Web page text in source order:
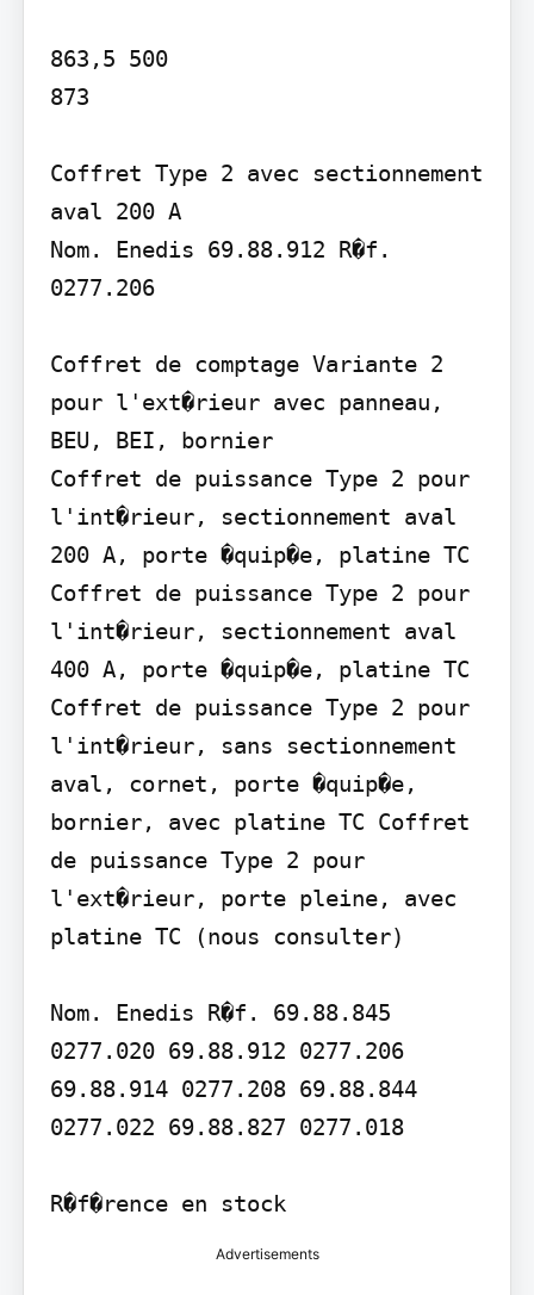
863,5 500
873
Coffret Type 2 avec sectionnement
aval 200 A
Nom. Enedis 69.88.912 R�f.
0277.206
Coffret de comptage Variante 2
pour l'ext�rieur avec panneau,
BEU, BEI, bornier
Coffret de puissance Type 2 pour
l'int�rieur, sectionnement aval
200 A, porte �quip�e, platine TC
Coffret de puissance Type 2 pour
l'int�rieur, sectionnement aval
400 A, porte �quip�e, platine TC
Coffret de puissance Type 2 pour
l'int�rieur, sans sectionnement
aval, cornet, porte �quip�e,
bornier, avec platine TC Coffret
de puissance Type 2 pour
l'ext�rieur, porte pleine, avec
platine TC (nous consulter)
Nom. Enedis R�f. 69.88.845
0277.020 69.88.912 0277.206
69.88.914 0277.208 69.88.844
0277.022 69.88.827 0277.018
R�f�rence en stock
Advertisements